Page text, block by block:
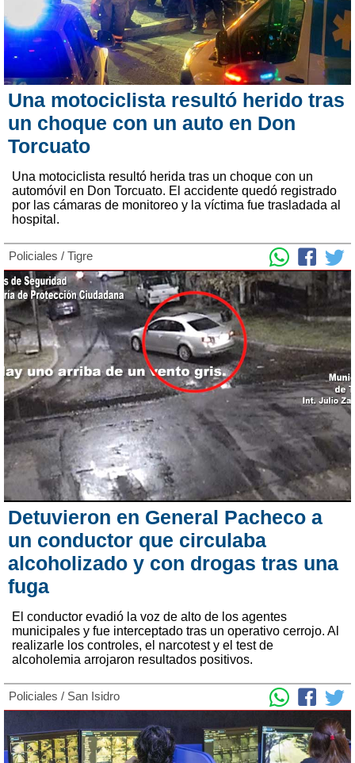
Una motociclista resultó herido tras
un choque con un auto en Don
Torcuato
Una motociclista resultó herida tras un choque con un
automóvil en Don Torcuato. El accidente quedó registrado
por las cámaras de monitoreo y la víctima fue trasladada al
hospital.
Policiales / Tigre
Detuvieron en General Pacheco a
un conductor que circulaba
alcoholizado y con drogas tras una
fuga
El conductor evadió la voz de alto de los agentes
municipales y fue interceptado tras un operativo cerrojo. Al
realizarle los controles, el narcotest y el test de
alcoholemia arrojaron resultados positivos.
Policiales / San Isidro